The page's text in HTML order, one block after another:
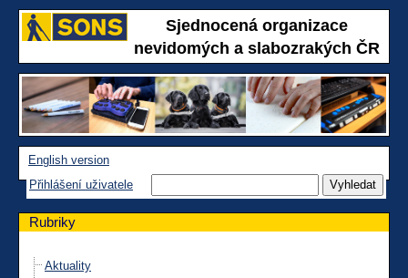
Sjednocená organizace
nevidomých a slabozrakých ČR
English version
Přihlášení uživatele
Rubriky
Aktuality